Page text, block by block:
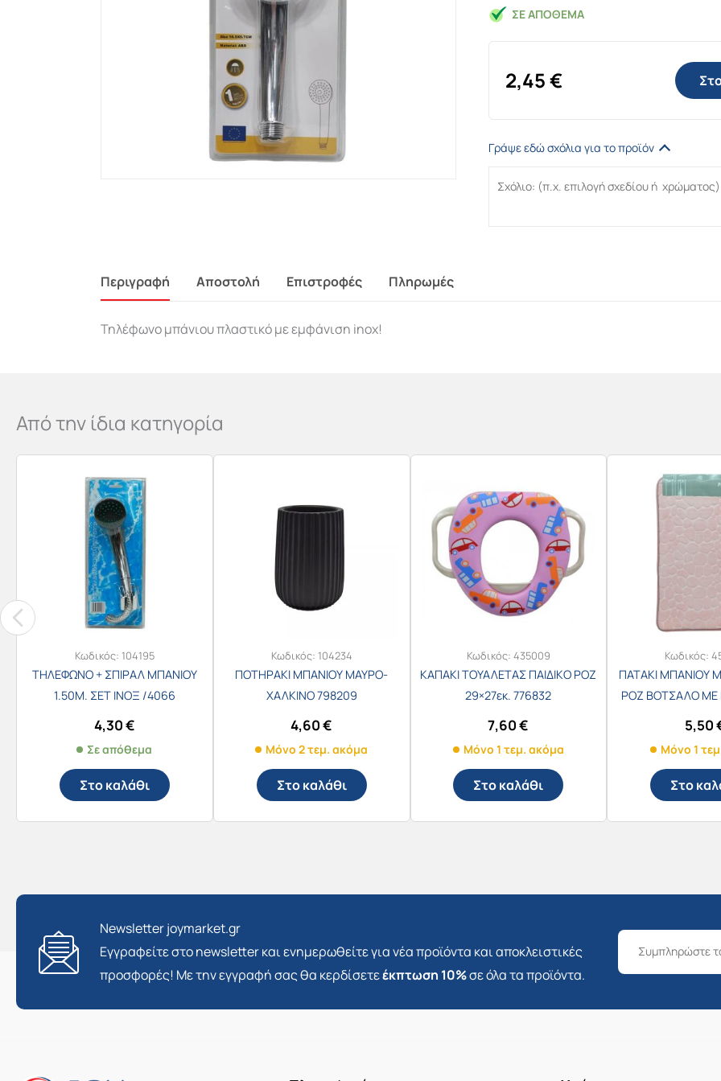
ΣΕ ΑΠΌΘΕΜΑ
2,45€
Γράψε εδώ σχόλια για το προϊόν
Περιγραφή Αποστολή Επιστροφές Πληρωμές
Τηλέφωνο μπάνιου πλαστικό με εμφάνιση inox!
Από την ίδια κατηγορία
Κωδικός: 104195
ΤΗΛΕΦΩΝΟ + ΣΠΙΡΑΛ ΜΠΑΝΙΟΥ
1.50Μ. ΣΕΤ ΙΝΟΞ /4066
4,30€
Σε απόθεμα
Στο καλάθι
Κωδικός: 104234
ΠΟΤΗΡΑΚΙ ΜΠΑΝΙΟΥ ΜΑΥΡΟ-
ΧΑΛΚΙΝΟ 798209
4,60€
Μόνο 2 τεμ. ακόμα
Στο καλάθι
Κωδικός: 435009
ΚΑΠΑΚΙ ΤΟΥΑΛΕΤΑΣ ΠΑΙΔΙΚΟ ΡΟΖ
29×27εκ. 776832
7,60€
Μόνο 1 τεμ. ακόμα
Στο καλάθι
Κωδικός:
ΠΑΤΑΚΙ ΜΠΑΝΙΟΥ
ΡΟΖ ΒΟΤΣΑΛΟ ΜΕ
5,50
Μόνο 1
Στο
Newsletter joymarket.gr
Εγγραφείτε στο newsletter και ενημερωθείτε για νέα προϊόντα και αποκλειστικές
προσφορές! Με την εγγραφή σας θα κερδίσετεέκπτωση 10%σε όλα τα προϊόντα.